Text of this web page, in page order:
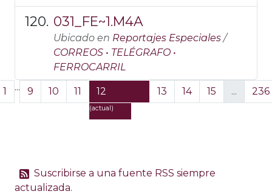
031_FE~1.M4A
Ubicado en Reportajes Especiales /
CORREOS • TELÉGRAFO •
FERROCARRIL
1 ... 9 10 11 12
(actual)
13 14 15 ... 236
Suscribirse a una fuente RSS siempre
actualizada.